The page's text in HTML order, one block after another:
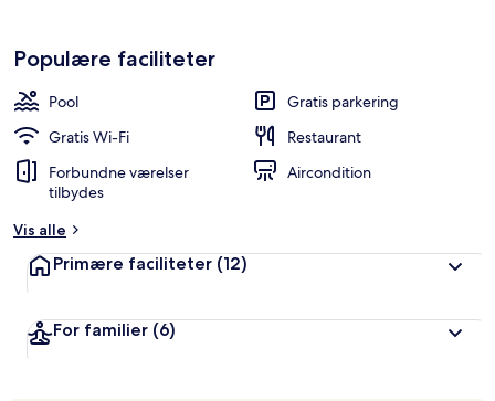
Populære faciliteter
Pool
Gratis parkering
Gratis Wi-Fi
Restaurant
Forbundne værelser
tilbydes
Aircondition
Vis alle
Primære faciliteter (12)
For familier (6)